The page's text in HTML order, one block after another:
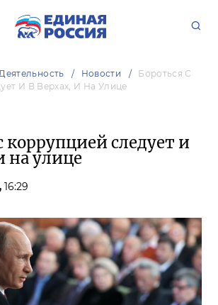
Новости
Бороться С
И В Верхах, И На Улице
коррупцией следует и
на улице
16:29